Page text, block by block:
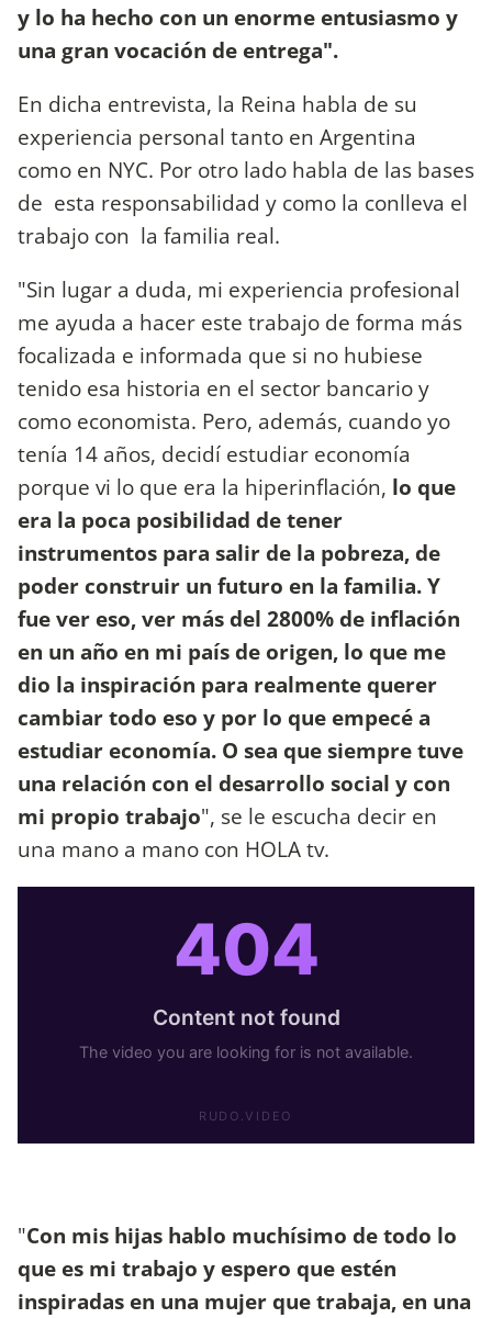
y lo ha hecho con un enorme entusiasmo y
una gran vocación de entrega".
En dicha entrevista, la Reina habla de su
experiencia personal tanto en Argentina
como en NYC. Por otro lado habla de las bases
de esta responsabilidad y como la conlleva el
trabajo con la familia real.
"Sin lugar a duda, mi experiencia profesional
me ayuda a hacer este trabajo de forma más
focalizada e informada que si no hubiese
tenido esa historia en el sector bancario y
como economista. Pero, además, cuando yo
tenía 14 años, decidí estudiar economía
porque vi lo que era la hiperinflación, lo que
era la poca posibilidad de tener
instrumentos para salir de la pobreza, de
poder construir un futuro en la familia. Y
fue ver eso, ver más del 2800% de inflación
en un año en mi país de origen, lo que me
dio la inspiración para realmente querer
cambiar todo eso y por lo que empecé a
estudiar economía. O sea que siempre tuve
una relación con el desarrollo social y con
mi propio trabajo", se le escucha decir en
una mano a mano con HOLA tv.
"Con mis hijas hablo muchísimo de todo lo
que es mi trabajo y espero que estén
inspiradas en una mujer que trabaja, en una